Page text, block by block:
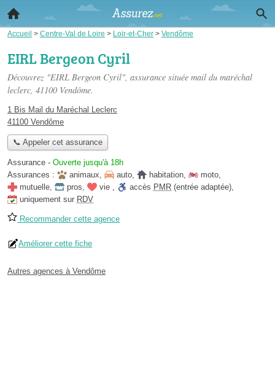
Accueil > Centre-Val de Loire > Loir-et-Cher > Vendôme
EIRL Bergeon Cyril
Découvrez "EIRL Bergeon Cyril", assurance située mail du maréchal
leclerc, 41100 Vendôme.
1 Bis Mail du Maréchal Leclerc
41100 Vendôme
📞 Appeler cet assurance
Assurance - Ouverte jusqu'à 18h
Assurances :
animaux, auto, habitation, moto,
mutuelle, pros, vie , accès PMR (entrée adaptée),
uniquement sur RDV
Recommander cette agence
Améliorer cette fiche
Autres agences à Vendôme